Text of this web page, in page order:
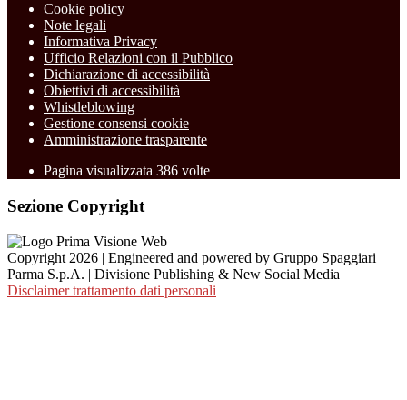
Cookie policy
Note legali
Informativa Privacy
Ufficio Relazioni con il Pubblico
Dichiarazione di accessibilità
Obiettivi di accessibilità
Whistleblowing
Gestione consensi cookie
Amministrazione trasparente
Pagina visualizzata 386 volte
Sezione Copyright
Copyright 2026 | Engineered and powered by Gruppo Spaggiari
Parma S.p.A. | Divisione Publishing & New Social Media
Disclaimer trattamento dati personali